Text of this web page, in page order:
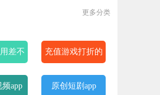
更多分类
差不
件
充值游戏打折的
app
app 原创短剧app